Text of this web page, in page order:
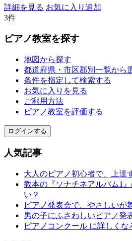
詳細を見る お気に入り追加
3件
ピアノ教室を探す
地図から探す
都道府県・市区郡別一覧から
条件を指定して検索する
お気に入りを見る
ご利用方法
ピアノ教室を評価する
ログインする
人気記事
大人のピアノ初心者で、上達
教本の『ソナチネアルバム1
い？
ピアノ発表会で、やさしいが
男の子にふさわしいピアノ発
ピアノコンクール に詳しくな